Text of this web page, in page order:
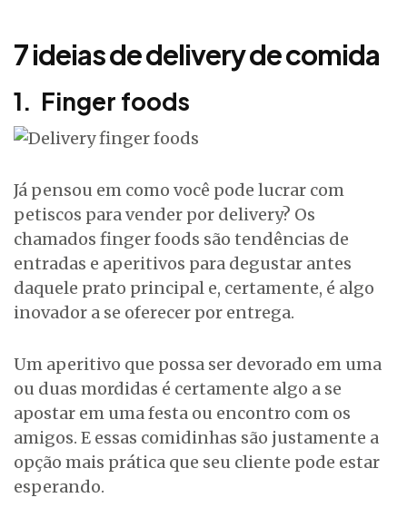
7 ideias de delivery de comida
1. Finger foods
Já pensou em como você pode lucrar com
petiscos para vender por delivery? Os
chamados finger foods são tendências de
entradas e aperitivos para degustar antes
daquele prato principal e, certamente, é algo
inovador a se oferecer por entrega.
Um aperitivo que possa ser devorado em uma
ou duas mordidas é certamente algo a se
apostar em uma festa ou encontro com os
amigos. E essas comidinhas são justamente a
opção mais prática que seu cliente pode estar
esperando.